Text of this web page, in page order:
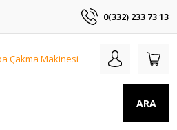
0(332) 233 73 13
ARA